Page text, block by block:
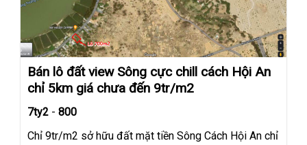
Bán lô đất view Sông cực chill cách Hội An
chỉ 5km giá chưa đến 9tr/m2
7ty2 - 800
Chỉ 9tr/m2 sở hữu đất mặt tiền Sông Cách Hội An chỉ